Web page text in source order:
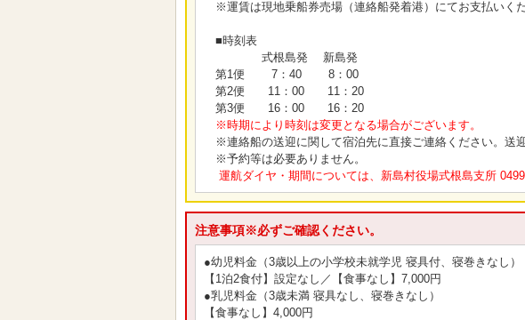
※運賃は現地乗船券売場（連絡船発着港）にてお支払いくだ
■時刻表
式根島発 新島発
第1便 7：40 8：00
第2便 11：00 11：20
第3便 16：00 16：20
※時期により時刻は変更となる場合がございます。
※連絡船の送迎に関して宿泊先に直接ご連絡ください。送
※予約等は必要ありません。
運航ダイヤ・期間については、新島村役場式根島支所
注意事項※必ずご確認ください。
●幼児料金（3歳以上の小学校未就学児 寝具付、寝巻きなし）
【1泊2食付】設定なし／【食事なし】7,000円
●乳児料金（3歳未満 寝具なし、寝巻きなし）
【食事なし】4,000円